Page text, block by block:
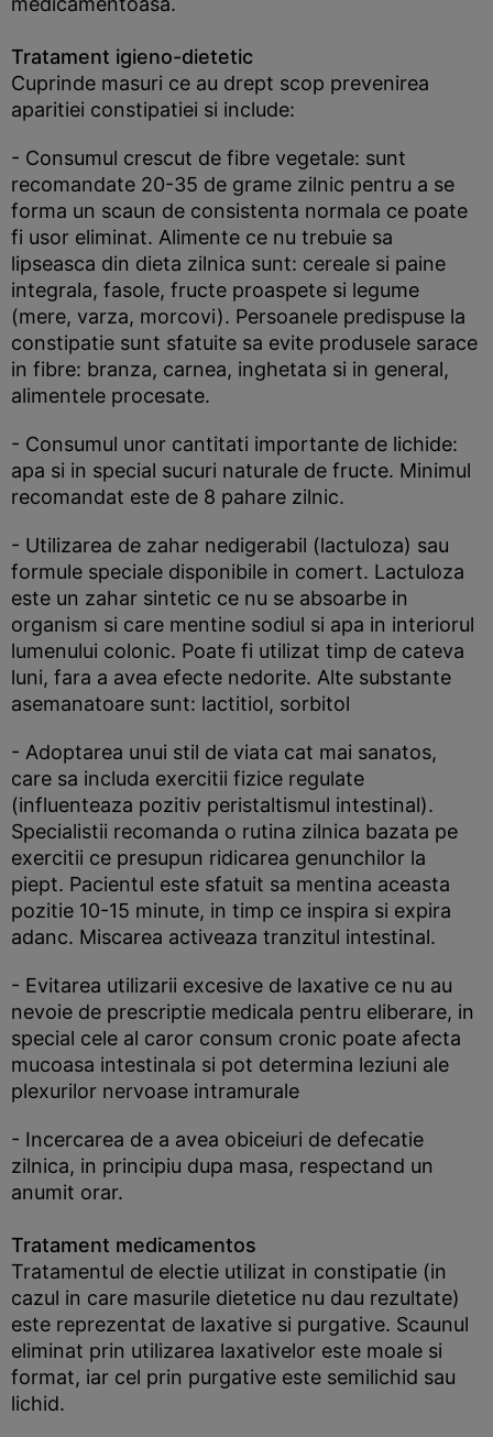
Tratament igieno-dietetic
Cuprinde masuri ce au drept scop prevenirea
aparitiei constipatiei si include:
- Consumul crescut de fibre vegetale: sunt
recomandate 20-35 de grame zilnic pentru a se
forma un scaun de consistenta normala ce poate
fi usor eliminat. Alimente ce nu trebuie sa
lipseasca din dieta zilnica sunt: cereale si paine
integrala, fasole, fructe proaspete si legume
(mere, varza, morcovi). Persoanele predispuse la
constipatie sunt sfatuite sa evite produsele sarace
in fibre: branza, carnea, inghetata si in general,
alimentele procesate.
- Consumul unor cantitati importante de lichide:
apa si in special sucuri naturale de fructe. Minimul
recomandat este de 8 pahare zilnic.
- Utilizarea de zahar nedigerabil (lactuloza) sau
formule speciale disponibile in comert. Lactuloza
este un zahar sintetic ce nu se absoarbe in
organism si care mentine sodiul si apa in interiorul
lumenului colonic. Poate fi utilizat timp de cateva
luni, fara a avea efecte nedorite. Alte substante
asemanatoare sunt: lactitiol, sorbitol
- Adoptarea unui stil de viata cat mai sanatos,
care sa includa exercitii fizice regulate
(influenteaza pozitiv peristaltismul intestinal).
Specialistii recomanda o rutina zilnica bazata pe
exercitii ce presupun ridicarea genunchilor la
piept. Pacientul este sfatuit sa mentina aceasta
pozitie 10-15 minute, in timp ce inspira si expira
adanc. Miscarea activeaza tranzitul intestinal.
- Evitarea utilizarii excesive de laxative ce nu au
nevoie de prescriptie medicala pentru eliberare, in
special cele al caror consum cronic poate afecta
mucoasa intestinala si pot determina leziuni ale
plexurilor nervoase intramurale
- Incercarea de a avea obiceiuri de defecatie
zilnica, in principiu dupa masa, respectand un
anumit orar.
Tratament medicamentos
Tratamentul de electie utilizat in constipatie (in
cazul in care masurile dietetice nu dau rezultate)
este reprezentat de laxative si purgative. Scaunul
eliminat prin utilizarea laxativelor este moale si
format, iar cel prin purgative este semilichid sau
lichid.